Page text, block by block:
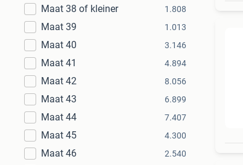
Maat 38 of kleiner
1.808
Maat 39 1.013
Maat 40 3.146
Maat 41 4.894
Maat 42 8.056
Maat 43 6.899
Maat 44 7.407
Maat 45 4.300
Maat 46 2.540